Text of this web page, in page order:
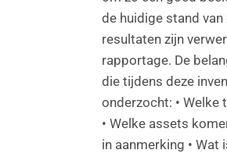
de huidige stand van
resultaten zijn
rapportage. De
die tijdens deze
onderzocht: •
• Welke assets
in aanmerking •